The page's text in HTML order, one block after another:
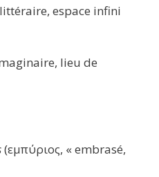
espace infini
lieu de
(εμπύριος, « embrasé,